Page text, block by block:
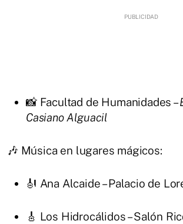
📸 Facultad de Humanidades –
Casiano Alguacil
🎶 Música en lugares mágicos:
🎻 Ana Alcaide – Palacio de
🎸 Los Hidrocálidos – Salón